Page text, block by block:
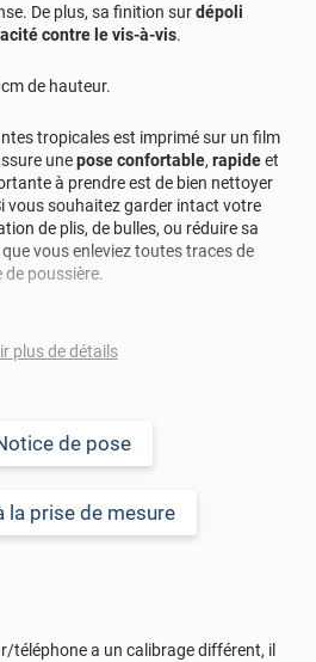
De plus, sa finition surdépoli
contre le vis-à-vis.
de hauteur.
tropicales est imprimé sur un film
unepose confortable, rapideet
à prendre est de bien nettoyer
vous souhaitez garder intact votre
de plis, de bulles, ou réduire sa
vous enleviez toutes traces de
de poussière.
.
plus de détails
de pose
la prise de mesure
téléphone a un calibrage différent, il